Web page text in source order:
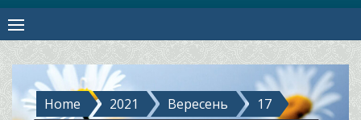
Home 2021 Вересень
17